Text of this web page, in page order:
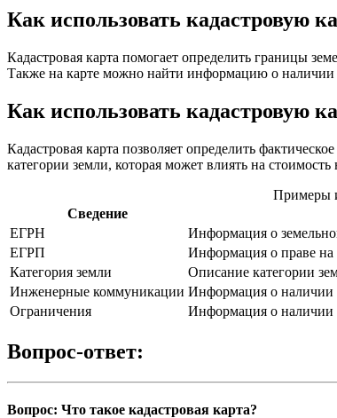
Как использовать кадастровую
Кадастровая карта помогает определить границы
Также на карте можно найти информацию о
Как использовать кадастровую
Кадастровая карта позволяет определить
категории земли, которая может влиять на
Примеры
Сведение
ЕГРН
Информация о
ЕГРП
Информация о праве на
Категория земли
Описание категории
Инженерные коммуникации Информация о наличии
Ограничения
Информация о наличии
Вопрос-ответ:
Вопрос: Что такое кадастровая карта?